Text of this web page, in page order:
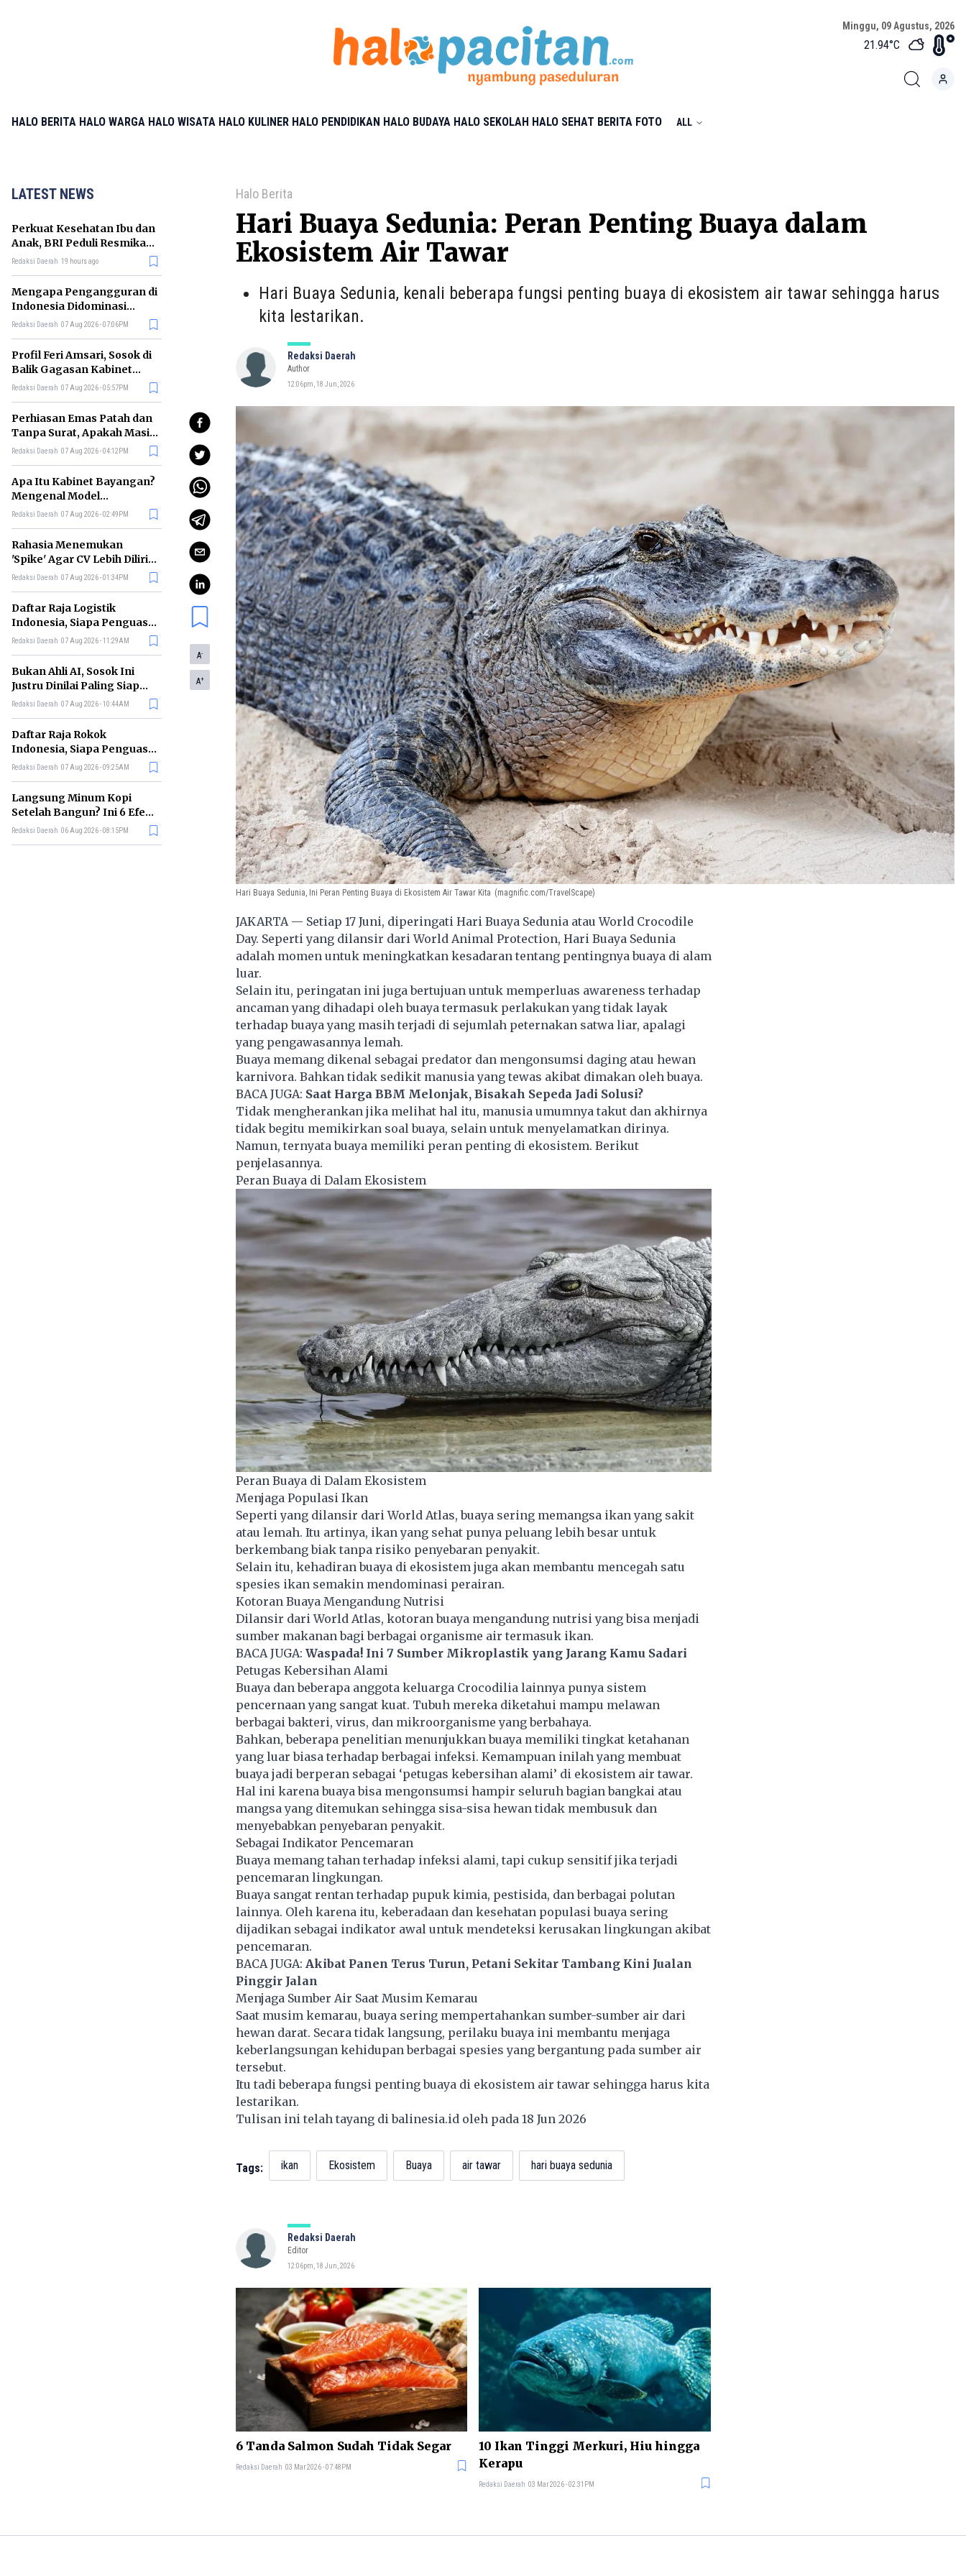
Minggu, 09 Agustus, 2026
21.94°C
HALO BERITA HALO WARGA HALO WISATA HALO KULINER HALO PENDIDIKAN HALO BUDAYA HALO SEKOLAH HALO SEHAT BERITA FOTO ALL
LATEST NEWS
Perkuat Kesehatan Ibu dan
Anak, BRI Peduli Resmikan
Posyandu di Sleman
Redaksi Daerah 19 hours ago
Mengapa Pengangguran di
Indonesia Didominasi
Lulusan SMK? Ini Faktanya
Redaksi Daerah 07 Aug 2026 - 07:06PM
Profil Feri Amsari, Sosok di
Balik Gagasan Kabinet
Bayangan Indonesia
Redaksi Daerah 07 Aug 2026 - 05:57PM
Perhiasan Emas Patah dan
Tanpa Surat, Apakah Masih
Bisa Digadaikan?
Redaksi Daerah 07 Aug 2026 - 04:12PM
Apa Itu Kabinet Bayangan?
Mengenal Model
Pengawasan Alternatif
Redaksi Daerah 07 Aug 2026 - 02:49PM
Rahasia Menemukan
'Spike' Agar CV Lebih Dilirik
Perekrut Menurut Bos
Redaksi Daerah 07 Aug 2026 - 01:34PM
Daftar Raja Logistik
Indonesia, Siapa Penguasa
Industri Pengiriman
Redaksi Daerah 07 Aug 2026 - 11:29AM
Bukan Ahli AI, Sosok Ini
Justru Dinilai Paling Siap
Memimpin Era Kecerdasan
Redaksi Daerah 07 Aug 2026 - 10:44AM
Daftar Raja Rokok
Indonesia, Siapa Penguasa
Industri Tembakau
Redaksi Daerah 07 Aug 2026 - 09:25AM
Langsung Minum Kopi
Setelah Bangun? Ini 6 Efek
yang Terjadi pada Tubuh
Redaksi Daerah 06 Aug 2026 - 08:15PM
Halo Berita
Hari Buaya Sedunia: Peran Penting Buaya dalam
Ekosistem Air Tawar
Hari Buaya Sedunia, kenali beberapa fungsi penting buaya di ekosistem air tawar sehingga harus
kita lestarikan.
Redaksi Daerah
Author
12:06pm, 18 Jun, 2026
A-
A+
Hari Buaya Sedunia, Ini Peran Penting Buaya di Ekosistem Air Tawar Kita (magnific.com/TravelScape)
JAKARTA — Setiap 17 Juni, diperingati Hari Buaya Sedunia atau World Crocodile
Day. Seperti yang dilansir dari World Animal Protection, Hari Buaya Sedunia
adalah momen untuk meningkatkan kesadaran tentang pentingnya buaya di alam
luar.
Selain itu, peringatan ini juga bertujuan untuk memperluas awareness terhadap
ancaman yang dihadapi oleh buaya termasuk perlakukan yang tidak layak
terhadap buaya yang masih terjadi di sejumlah peternakan satwa liar, apalagi
yang pengawasannya lemah.
Buaya memang dikenal sebagai predator dan mengonsumsi daging atau hewan
karnivora. Bahkan tidak sedikit manusia yang tewas akibat dimakan oleh buaya.
BACA JUGA: Saat Harga BBM Melonjak, Bisakah Sepeda Jadi Solusi?
Tidak mengherankan jika melihat hal itu, manusia umumnya takut dan akhirnya
tidak begitu memikirkan soal buaya, selain untuk menyelamatkan dirinya.
Namun, ternyatabuayamemiliki peran penting di ekosistem. Berikut
penjelasannya.
Peran Buaya di Dalam Ekosistem
Peran Buaya di Dalam Ekosistem
Menjaga Populasi Ikan
Seperti yang dilansir dari World Atlas, buaya sering memangsa ikan yang sakit
atau lemah. Itu artinya, ikan yang sehat punya peluang lebih besar untuk
berkembang biak tanpa risiko penyebaran penyakit.
Selain itu, kehadiran buaya di ekosistem juga akan membantu mencegah satu
spesies ikan semakin mendominasi perairan.
Kotoran Buaya Mengandung Nutrisi
Dilansir dari World Atlas, kotoran buaya mengandung nutrisi yang bisa menjadi
sumber makanan bagi berbagai organisme air termasuk ikan.
BACA JUGA: Waspada! Ini 7 Sumber Mikroplastik yang Jarang Kamu Sadari
Petugas Kebersihan Alami
Buaya dan beberapa anggota keluarga Crocodilia lainnya punya sistem
pencernaan yang sangat kuat. Tubuh mereka diketahui mampu melawan
berbagai bakteri, virus, dan mikroorganisme yang berbahaya.
Bahkan, beberapa penelitian menunjukkan buaya memiliki tingkat ketahanan
yang luar biasa terhadap berbagai infeksi. Kemampuan inilah yang membuat
buaya jadi berperan sebagai ‘petugas kebersihan alami’ di ekosistem air tawar.
Hal ini karena buaya bisa mengonsumsi hampir seluruh bagian bangkai atau
mangsa yang ditemukan sehingga sisa-sisa hewan tidak membusuk dan
menyebabkan penyebaran penyakit.
Sebagai Indikator Pencemaran
Buaya memang tahan terhadap infeksi alami, tapi cukup sensitif jika terjadi
pencemaran lingkungan.
Buaya sangat rentan terhadap pupuk kimia, pestisida, dan berbagai polutan
lainnya. Oleh karena itu, keberadaan dan kesehatan populasi buaya sering
dijadikan sebagai indikator awal untuk mendeteksi kerusakan lingkungan akibat
pencemaran.
BACA JUGA: Akibat Panen Terus Turun, Petani Sekitar Tambang Kini Jualan
Pinggir Jalan
Menjaga Sumber Air Saat Musim Kemarau
Saat musim kemarau, buaya sering mempertahankan sumber-sumber air dari
hewan darat. Secara tidak langsung, perilaku buaya ini membantu menjaga
keberlangsungan kehidupan berbagai spesies yang bergantung pada sumber air
tersebut.
Itu tadi beberapa fungsi penting buaya di ekosistem air tawar sehingga harus kita
lestarikan.
Tulisan ini telah tayang dibalinesia.id oleh pada 18 Jun 2026
Tags: ikan Ekosistem Buaya air tawar hari buaya sedunia
Redaksi Daerah
Editor
12:06pm, 18 Jun, 2026
6 Tanda Salmon Sudah Tidak Segar
Redaksi Daerah 03 Mar 2026 - 07:48PM
10 Ikan Tinggi Merkuri, Hiu hingga
Kerapu
Redaksi Daerah 03 Mar 2026 - 02:31PM